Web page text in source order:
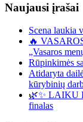
Naujausi įrašai
Scena laukia
🔥
„Vasaros
Rūpinkimės
Atidaryta
kūrybinių
🌿✨ LAIKU
finalas